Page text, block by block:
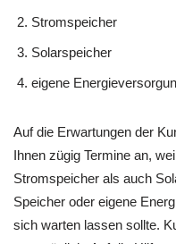
Stromspeicher
Solarspeicher
eigene
Auf die Erwartungen der
Ihnen zügig Termine an,
Stromspeicher als auch
Speicher oder eigene
sich warten lassen sollte.